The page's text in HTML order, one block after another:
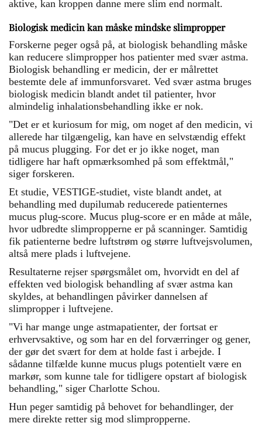
aktive, kan kroppen danne mere slim end normalt.
Biologisk medicin kan måske mindske slimpropper
Forskerne peger også på, at biologisk behandling måske
kan reducere slimpropper hos patienter med svær astma.
Biologisk behandling er medicin, der er målrettet
bestemte dele af immunforsvaret. Ved svær astma bruges
biologisk medicin blandt andet til patienter, hvor
almindelig inhalationsbehandling ikke er nok.
"Det er et kuriosum for mig, om noget af den medicin, vi
allerede har tilgængelig, kan have en selvstændig effekt
på mucus plugging. For det er jo ikke noget, man
tidligere har haft opmærksomhed på som effektmål,"
siger forskeren.
Et studie, VESTIGE-studiet, viste blandt andet, at
behandling med dupilumab reducerede patienternes
mucus plug-score. Mucus plug-score er en måde at måle,
hvor udbredte slimpropperne er på scanninger. Samtidig
fik patienterne bedre luftstrøm og større luftvejsvolumen,
altså mere plads i luftvejene.
Resultaterne rejser spørgsmålet om, hvorvidt en del af
effekten ved biologisk behandling af svær astma kan
skyldes, at behandlingen påvirker dannelsen af
slimpropper i luftvejene.
"Vi har mange unge astmapatienter, der fortsat er
erhvervsaktive, og som har en del forværringer og gener,
der gør det svært for dem at holde fast i arbejde. I
sådanne tilfælde kunne mucus plugs potentielt være en
markør, som kunne tale for tidligere opstart af biologisk
behandling," siger Charlotte Schou.
Hun peger samtidig på behovet for behandlinger, der
mere direkte retter sig mod slimpropperne.